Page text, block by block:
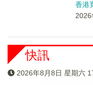
香港
快訊
2026年8月8日 星期六